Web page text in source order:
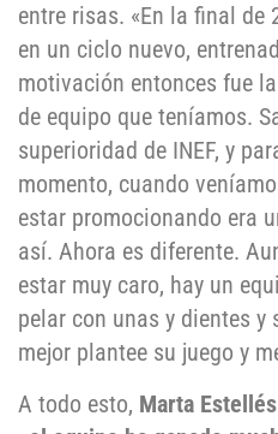
entre risas. «En la final de
en un ciclo nuevo,
motivación entonces fue
de equipo que teníamos.
superioridad de INEF, y
momento, cuando
estar promocionando era
así. Ahora es diferente.
estar muy caro, hay un
pelar con unas y dientes y
mejor plantee su juego y
A todo esto, Marta Estellés